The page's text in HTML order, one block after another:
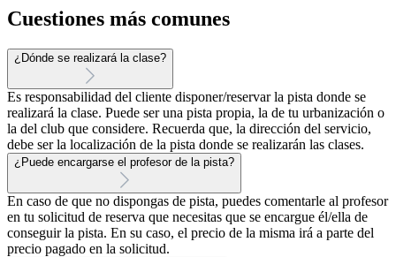
Cuestiones más comunes
¿Dónde se realizará la clase?
Es responsabilidad del cliente disponer/reservar la pista donde se
realizará la clase. Puede ser una pista propia, la de tu urbanización o
la del club que considere. Recuerda que, la dirección del servicio,
debe ser la localización de la pista donde se realizarán las clases.
¿Puede encargarse el profesor de la pista?
En caso de que no dispongas de pista, puedes comentarle al profesor
en tu solicitud de reserva que necesitas que se encargue él/ella de
conseguir la pista. En su caso, el precio de la misma irá a parte del
precio pagado en la solicitud.